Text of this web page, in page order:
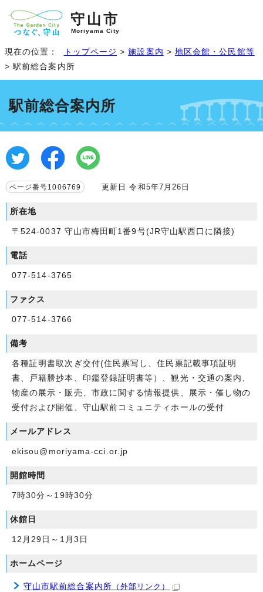
守山市
Moriyama City
現在の位置： トップページ >施設案内 > 地区会館・公民館等
> 駅前総合案内所
駅前総合案内所
ページ番号1006769 更新日 令和5年7月26日
所在地
〒524-0037 守山市梅田町1番9号(JR守山駅西口に隣接)
電話
077-514-3765
ファクス
077-514-3766
備考
各種証明書取次ぎ交付(住民票写し、住民票記載事項証明
書、戸籍謄抄本、印鑑登録証明書等）、観光・交通の案内、
物産の展示・販売、市政に関する情報提供、展示・催し物の
受付および開催、守山駅前コミュニティホールの受付
メールアドレス
ekisou@moriyama-cci.or.jp
開館時間
7時30分～19時30分
休館日
12月29日～1月3日
ホームページ
守山市駅前総合案内所 （外部リンク）